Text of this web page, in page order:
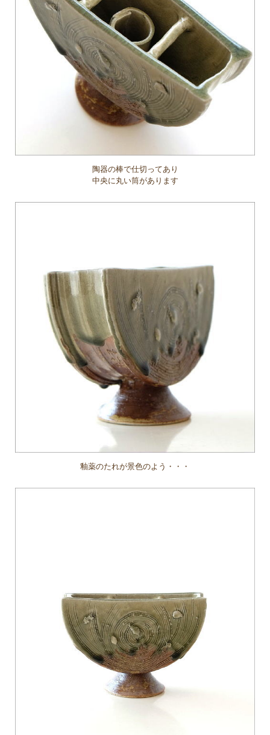
陶器の棒で仕切ってあり
中央に丸い筒があります
釉薬のたれが景色のよう・・・